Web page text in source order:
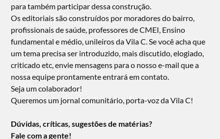
para também participar dessa construção.
Os editoriais são construídos por moradores do bairro,
profissionais de saúde, professores de CMEI, Ensino
fundamental e médio, unileiros da Vila C. Se você acha que
um tema precisa ser introduzido, mais discutido, elogiado,
criticado etc, envie mensagens para o nosso e-mail que a
nossa equipe prontamente entrará em contato.
Seja um colaborador!
Queremos um jornal comunitário, porta-voz da Vila C!
Dúvidas, críticas, sugestões de matérias?
Fale com a gente!